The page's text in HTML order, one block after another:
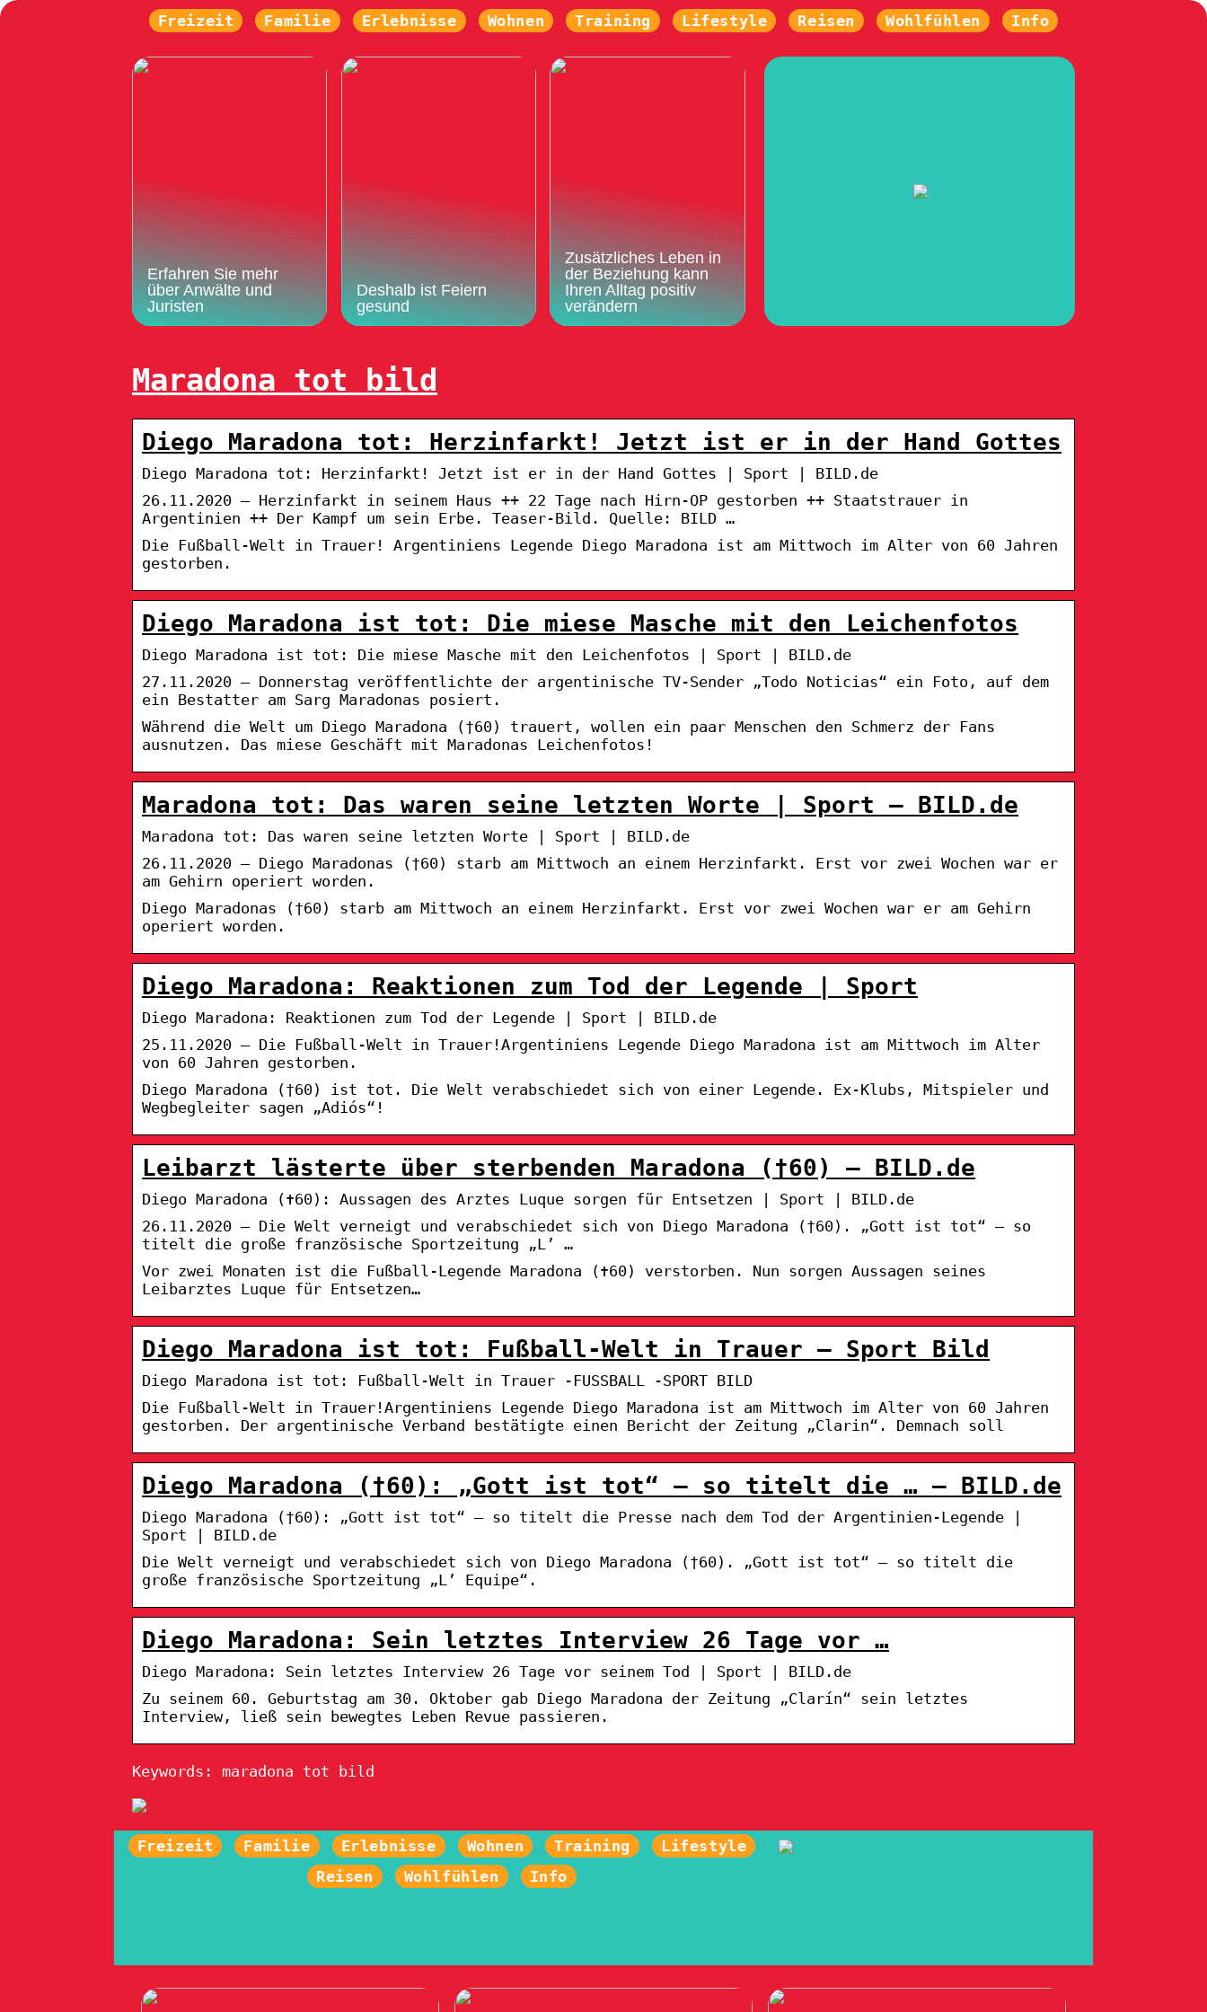
Freizeit Familie Erlebnisse Wohnen Training Lifestyle Reisen Wohlfühlen Info
Erfahren Sie mehr
über Anwälte und
Juristen
Deshalb ist Feiern
gesund
Zusätzliches Leben in
der Beziehung kann
Ihren Alltag positiv
verändern
Maradona tot bild
Diego Maradona tot: Herzinfarkt! Jetzt ist er in der Hand Gottes
Diego Maradona tot: Herzinfarkt! Jetzt ist er in der Hand Gottes | Sport | BILD.de
26.11.2020 — Herzinfarkt in seinem Haus ++ 22 Tage nach Hirn-OP gestorben ++ Staatstrauer in
Argentinien ++ Der Kampf um sein Erbe. Teaser-Bild. Quelle: BILD …
Die Fußball-Welt in Trauer! Argentiniens Legende Diego Maradona ist am Mittwoch im Alter von 60 Jahren
gestorben.
Diego Maradona ist tot: Die miese Masche mit den Leichenfotos
Diego Maradona ist tot: Die miese Masche mit den Leichenfotos | Sport | BILD.de
27.11.2020 — Donnerstag veröffentlichte der argentinische TV-Sender „Todo Noticias“ ein Foto, auf dem
ein Bestatter am Sarg Maradonas posiert.
Während die Welt um Diego Maradona (†60) trauert, wollen ein paar Menschen den Schmerz der Fans
ausnutzen. Das miese Geschäft mit Maradonas Leichenfotos!
Maradona tot: Das waren seine letzten Worte | Sport – BILD.de
Maradona tot: Das waren seine letzten Worte | Sport | BILD.de
26.11.2020 — Diego Maradonas (†60) starb am Mittwoch an einem Herzinfarkt. Erst vor zwei Wochen war er
am Gehirn operiert worden.
Diego Maradonas (†60) starb am Mittwoch an einem Herzinfarkt. Erst vor zwei Wochen war er am Gehirn
operiert worden.
Diego Maradona: Reaktionen zum Tod der Legende | Sport
Diego Maradona: Reaktionen zum Tod der Legende | Sport | BILD.de
25.11.2020 — Die Fußball-Welt in Trauer!Argentiniens Legende Diego Maradona ist am Mittwoch im Alter
von 60 Jahren gestorben.
Diego Maradona (†60) ist tot. Die Welt verabschiedet sich von einer Legende. Ex-Klubs, Mitspieler und
Wegbegleiter sagen „Adiós“!
Leibarzt lästerte über sterbenden Maradona (†60) – BILD.de
Diego Maradona (✝60): Aussagen des Arztes Luque sorgen für Entsetzen | Sport | BILD.de
26.11.2020 — Die Welt verneigt und verabschiedet sich von Diego Maradona (†60). „Gott ist tot“ – so
titelt die große französische Sportzeitung „L’ …
Vor zwei Monaten ist die Fußball-Legende Maradona (✝60) verstorben. Nun sorgen Aussagen seines
Leibarztes Luque für Entsetzen…
Diego Maradona ist tot: Fußball-Welt in Trauer – Sport Bild
Diego Maradona ist tot: Fußball-Welt in Trauer -FUSSBALL -SPORT BILD
Die Fußball-Welt in Trauer!Argentiniens Legende Diego Maradona ist am Mittwoch im Alter von 60 Jahren
gestorben. Der argentinische Verband bestätigte einen Bericht der Zeitung „Clarin“. Demnach soll
Diego Maradona (†60): „Gott ist tot“ – so titelt die … – BILD.de
Diego Maradona (†60): „Gott ist tot“ – so titelt die Presse nach dem Tod der Argentinien-Legende |
Sport | BILD.de
Die Welt verneigt und verabschiedet sich von Diego Maradona (†60). „Gott ist tot“ – so titelt die
große französische Sportzeitung „L’ Equipe“.
Diego Maradona: Sein letztes Interview 26 Tage vor …
Diego Maradona: Sein letztes Interview 26 Tage vor seinem Tod | Sport | BILD.de
Zu seinem 60. Geburtstag am 30. Oktober gab Diego Maradona der Zeitung „Clarín“ sein letztes
Interview, ließ sein bewegtes Leben Revue passieren.
Keywords: maradona tot bild
Freizeit Familie Erlebnisse Wohnen Training
Lifestyle
Reisen
Wohlfühlen Info